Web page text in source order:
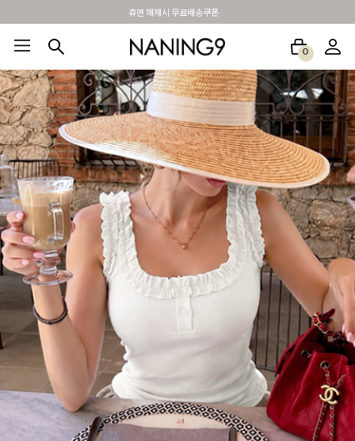
BEST 포토리뷰 - 매주 2명추첨 3만원쿠폰
0
BEST100🤍 NEW5% 베스트재진행 썸머여행룩 아울렛 하객&모임룩